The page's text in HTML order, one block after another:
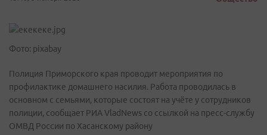
Фото: pixabay
Полиция Приморского края проводит мероприятия по
профилактике домашнего насилия. Работа проводилась в
основном с семьями, которые состоят на учёте у сотрудников
полиции, сообщает РИА VladNews со ссылкой на пресс-службу
ОМВД России по Хасанскому району